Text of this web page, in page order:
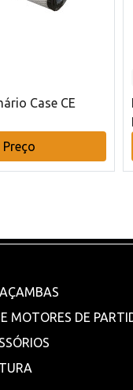
Case CE
Preço
MOTORES DE